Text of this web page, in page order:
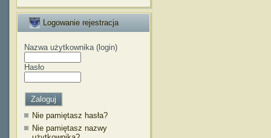
Logowanie rejestracja
Nazwa użytkownika (login)
Hasło
Nie pamiętasz hasła?
Nie pamiętasz nazwy